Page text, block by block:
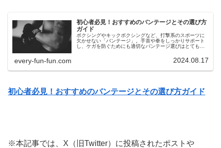
初心者必見！おすすめのバンテージとその選び方
ガイド
ボクシングやキックボクシングなど、打撃系のスポーツに
欠かせない「バンテージ」。手首や拳をしっかりサポート
し、ケガを防ぐためにも適切なバンテージ選びはとても重
が多く、どれを選べばいいか迷ってしまう方も多いのでは
ないでしょうか。この記事では、初心者から中級者まで役
やすく解説します。自分にぴったりのバンテージを見つけ
every-fun-fun.com 2024.08.17
初心者必見！おすすめのバンテージとその選び方ガイド
※本記事では、X（旧Twitter）に投稿されたポストや